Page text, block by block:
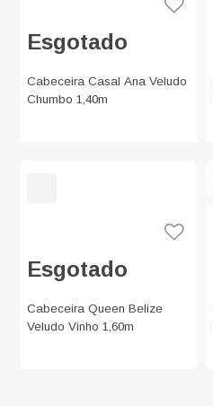
Esgotado
Cabeceira Casal Ana Veludo
Chumbo 1,40m
Esgotado
Cabeceira Queen Belize
Veludo Vinho 1,60m